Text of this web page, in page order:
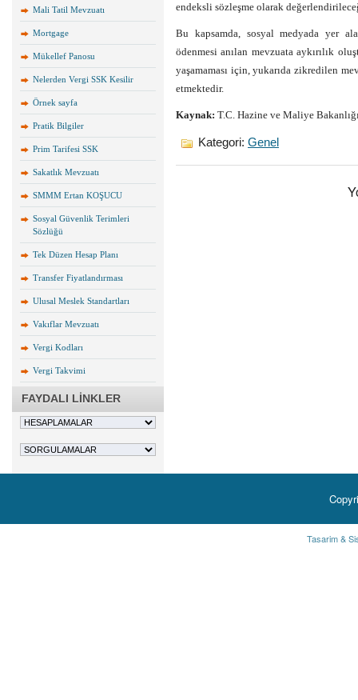
Mali Tatil Mevzuatı
Mortgage
Mükellef Panosu
Nelerden Vergi SSK Kesilir
Örnek sayfa
Pratik Bilgiler
Prim Tarifesi SSK
Sakatlık Mevzuatı
SMMM Ertan KOŞUCU
Sosyal Güvenlik Terimleri
Sözlüğü
Tek Düzen Hesap Planı
Transfer Fiyatlandırması
Ulusal Meslek Standartları
Vakıflar Mevzuatı
Vergi Kodları
Vergi Takvimi
FAYDALI LİNKLER
endeksli sözleşme olarak
Bu kapsamda, sosyal medyada yer
ödenmesi anılan mevzuata aykırılık
yaşamaması için, yukarıda zikredilen
etmektedir.
Kaynak: T.C. Hazine ve Maliye
Kategori: Genel
Tasarim &